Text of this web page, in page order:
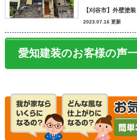
2023.07.16 更新
愛知建装のお客様の声